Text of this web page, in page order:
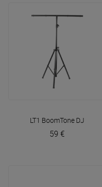
LT1 BoomTone DJ
59 €